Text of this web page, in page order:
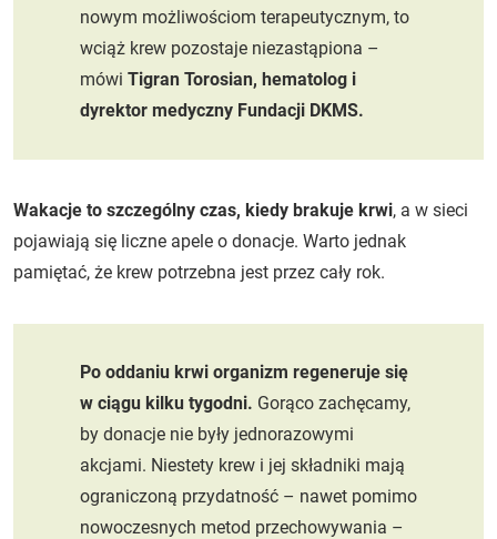
nowym możliwościom terapeutycznym, to
wciąż krew pozostaje niezastąpiona –
mówi Tigran Torosian, hematolog i
dyrektor medyczny Fundacji DKMS.
Wakacje to szczególny czas, kiedy brakuje krwi, a w sieci
pojawiają się liczne apele o donacje. Warto jednak
pamiętać, że krew potrzebna jest przez cały rok.
Po oddaniu krwi organizm regeneruje się
w ciągu kilku tygodni. Gorąco zachęcamy,
by donacje nie były jednorazowymi
akcjami. Niestety krew i jej składniki mają
ograniczoną przydatność – nawet pomimo
nowoczesnych metod przechowywania –